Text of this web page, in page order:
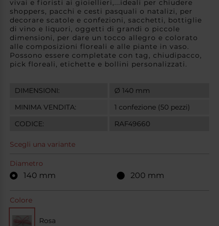
vivai e fioristi ai gioiellieri,...ideali per chiudere
shoppers, pacchi e cesti pasquali o natalizi, per
decorare scatole e confezioni, sacchetti, bottiglie
di vino e liquori, oggetti di grandi o piccole
dimensioni, per dare un tocco allegro e colorato
alle composizioni floreali e alle piante in vaso.
Possono essere completate con tag, chiudipacco,
pick floreali, etichette e bollini personalizzati.
DIMENSIONI:
Ø 140 mm
MINIMA VENDITA:
1 confezione (50 pezzi)
CODICE:
RAF49660
Scegli una variante
Diametro
140 mm 200 mm
Colore
Rosa